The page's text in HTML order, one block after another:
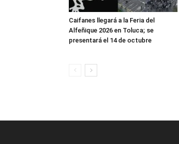
Caifanes llegará a la Feria del
Alfeñique 2026 en Toluca; se
presentará el 14 de octubre